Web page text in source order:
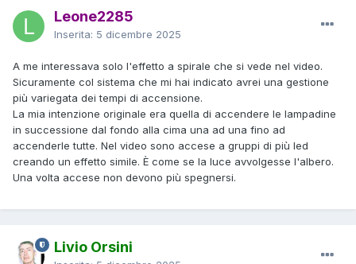
Leone2285
Inserita: 5 dicembre 2025
A me interessava solo l'effetto a spirale che si vede nel video.
Sicuramente col sistema che mi hai indicato avrei una gestione
più variegata dei tempi di accensione.
La mia intenzione originale era quella di accendere le lampadine
in successione dal fondo alla cima una ad una fino ad
accenderle tutte. Nel video sono accese a gruppi di più led
creando un effetto simile. È come se la luce avvolgesse l'albero.
Una volta accese non devono più spegnersi.
Livio Orsini